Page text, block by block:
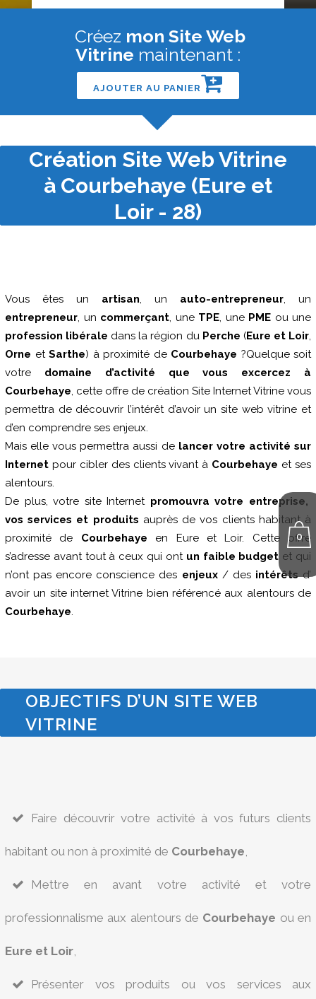
0
Créez mon Site Web
Vitrine maintenant :
AJOUTER AU PANIER
Création Site Web Vitrine
à Courbehaye (Eure et
Loir - 28)
Vous êtes un artisan, un auto-entrepreneur, un
entrepreneur, un commerçant, une TPE, une PME ou une
profession libérale dans la région du Perche (Eure et Loir,
Orne et Sarthe) à proximité de Courbehaye ?Quelque soit
votre domaine d’activité que vous excercez à
Courbehaye, cette offre de création Site Internet Vitrine vous
permettra de découvrir l’intérêt d’avoir un site web vitrine et
d’en comprendre ses enjeux.
Mais elle vous permettra aussi de lancer votre activité sur
Internet pour cibler des clients vivant à Courbehaye et ses
alentours.
De plus, votre site Internet promouvra votre entreprise,
vos services et produits auprès de vos clients habitant à
proximité de Courbehaye en Eure et Loir. Cette offre
s’adresse avant tout à ceux qui ont un faible budget et qui
n’ont pas encore conscience des enjeux/ des intérêtsd’
avoir un site internet Vitrine bien référencé aux alentours de
Courbehaye.
OBJECTIFS D’UN SITE WEB
VITRINE
Faire découvrir votre activité à vos futurs clients
habitant ou non à proximité de Courbehaye,
Mettre en avant votre activité et votre
professionnalisme aux alentours de Courbehaye ou en
Eure et Loir,
Présenter vos produits ou vos services aux